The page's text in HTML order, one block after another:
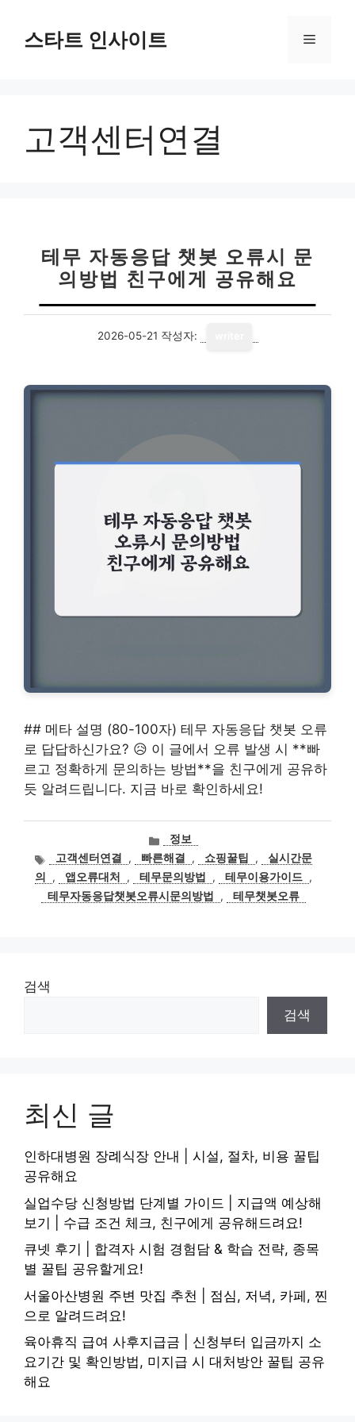
스타트 인사이트 메
고객센터연결
테무 자동응답 챗봇 오류시 문
의방법 친구에게 공유해요
2026-05-21 작성자:
## 메타 설명 (80-100자) 테무 자동응답 챗봇 오류
로 답답하신가요? 😥 이 글에서 오류 발생 시 **빠
르고 정확하게 문의하는 방법**을 친구에게 공유하
듯 알려드립니다. 지금 바로 확인하세요!
카
테
고
리
정보
태고객센터연결 , 빠른해결 , 쇼핑꿀팁 ,
실시간문
의
, 앱오류대처 , 테무문의방법 , 테무이용가이드 ,
테무자동응답챗봇오류시문의방법
, 테무챗봇오류
검색
검색
최신 글
인하대병원 장례식장 안내 | 시설, 절차, 비용 꿀팁
공유해요
실업수당 신청방법 단계별 가이드 | 지급액 예상해
보기 | 수급 조건 체크, 친구에게 공유해드려요!
큐넷 후기 | 합격자 시험 경험담 & 학습 전략, 종목
별 꿀팁 공유할게요!
서울아산병원 주변 맛집 추천 | 점심, 저녁, 카페, 찐
으로 알려드려요!
육아휴직 급여 사후지급금 | 신청부터 입금까지 소
요기간 및 확인방법, 미지급 시 대처방안 꿀팁 공유
해요